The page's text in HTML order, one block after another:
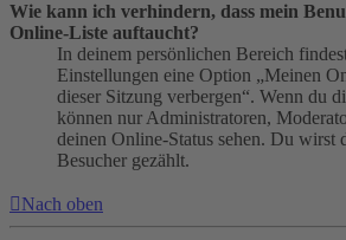
Wie kann ich verhindern, dass mein
Online-Liste auftaucht?
In deinem persönlichen Bereich
Einstellungen eine Option „Meinen
dieser Sitzung verbergen“. Wenn du
können nur Administratoren,
deinen Online-Status sehen. Du wirst
Besucher gezählt.
Nach oben